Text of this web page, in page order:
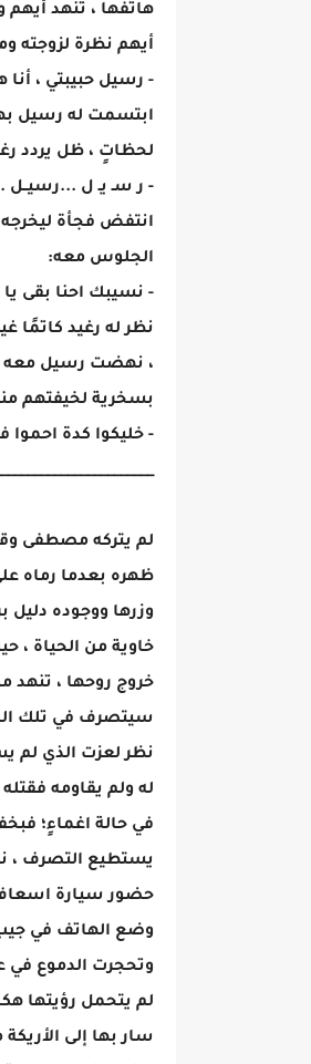
هاتفها ، تنهد
أيهم نظرة لزوجته
- رسيل حبيبتي ،
ابتسمت له رسيل
لحظاتٍ ، ظل يردد
- ر سـ يـ ل ...رسيــل
انتفض فجأة
الجلوس معه:
- نسيبك احنا بقى
نظر له رغيد كاتمًا
، نهضت رسيل معه
بسخرية لخيفتهم
- خليكوا كدة
لم يتركه مصطفى
ظهره بعدما رماه
وزرها ووجوده دليل
خاوية من الحياة ،
خروج روحها ، تنهد
سيتصرف في تلك
نظر لعزت الذي لم
له ولم يقاومه
في حالة اغماءٍ؛
يستطيع التصرف ،
حضور سيارة اسعاف
وضع الهاتف في جيب
وتحجرت الدموع في
لم يتحمل رؤيتها
سار بها إلى